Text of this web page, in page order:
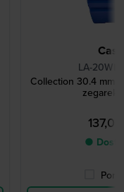
LA-
Collection 30.4 mm
zegarek
●